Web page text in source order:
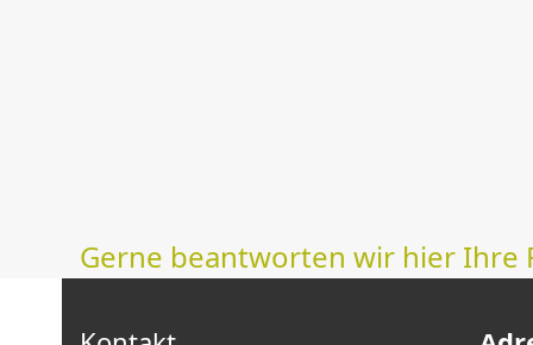
Gerne beantworten wir hier Ihre